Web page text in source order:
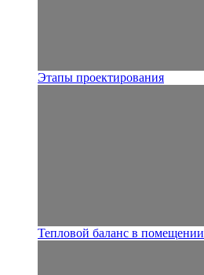
Этапы проектирования
Тепловой баланс в помещении